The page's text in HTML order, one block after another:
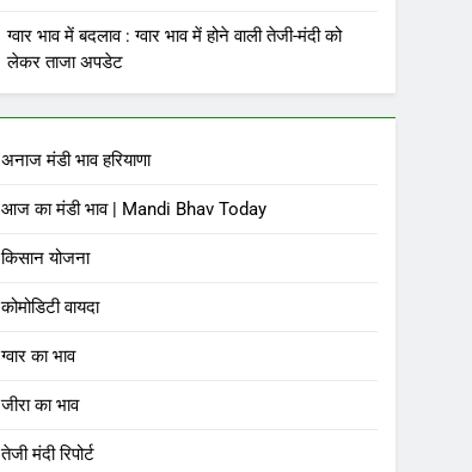
ग्वार भाव में बदलाव : ग्वार भाव में होने वाली तेजी-मंदी को
लेकर ताजा अपडेट
अनाज मंडी भाव हरियाणा
आज का मंडी भाव | Mandi Bhav Today
किसान योजना
कोमोडिटी वायदा
ग्वार का भाव
जीरा का भाव
तेजी मंदी रिपोर्ट